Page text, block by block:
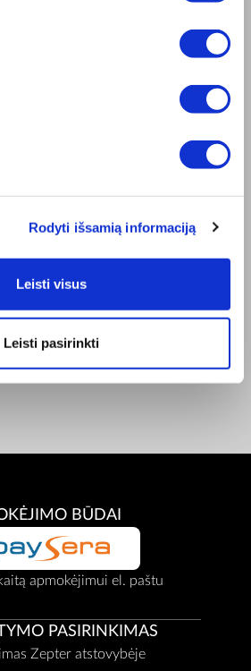
Rodyti išsamią informaciją
Leisti visus
Leisti pasirinkti
Taisyklės
ir mokėjimo būdas
BŪDAI
apmokėjimui el. paštu
PASIRINKIMAS
Zepter atstovybėje